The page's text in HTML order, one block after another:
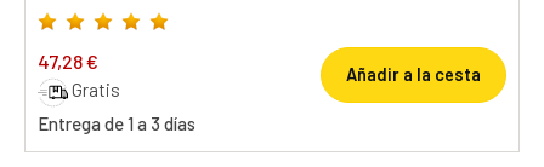
47,28 €
Gratis
Entrega de 1 a 3 días
Añadir a la cesta